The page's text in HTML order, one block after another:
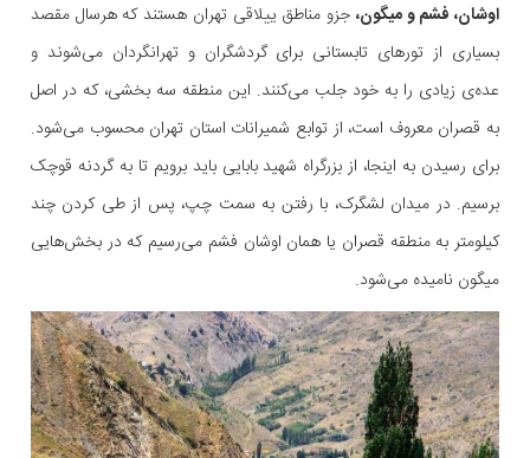
اوشان، فشم و میگون، جزو مناطق ییلاقی تهران هستند که هرسال مقصد
بسیاری از تورهای تابستانی برای گردشگران و تهرانگردان می‌شوند و
عده‌ی زیادی را به خود جلب می‌کنند. این منطقه سه بخشی، که در اصل
به قصران معروف است، از توابع شمیرانات استان تهران محسوب می‌شود.
برای رسیدن به اینجا، از بزرگراه شهید بابایی باید برویم تا به گردنه قوچک
برسیم. در میدان لشگرک، با رفتن به سمت چپ، پس از طی کردن چند
کیلومتر به منطقه قصران یا همان اوشان فشم می‌رسیم که در بخش‌هایی
میگون نامیده می‌شود.